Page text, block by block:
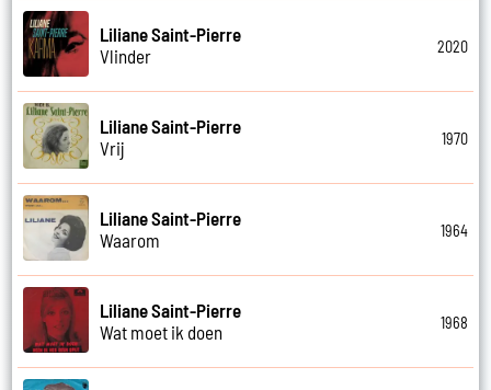
Liliane Saint-Pierre
Vlinder
2020
Liliane Saint-Pierre
Vrij
1970
Liliane Saint-Pierre
Waarom
1964
Liliane Saint-Pierre
Wat moet ik doen
1968